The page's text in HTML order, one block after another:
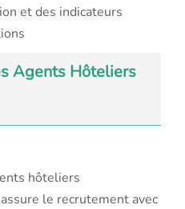
et des indicateurs
Agents Hôteliers
hôteliers
le recrutement avec